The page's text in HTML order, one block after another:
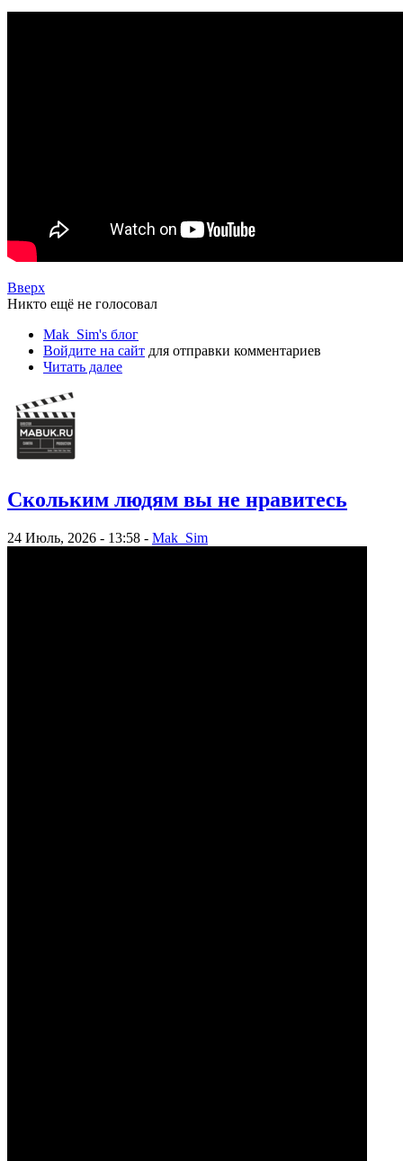
Вверх
Никто ещё не голосовал
Mak_Sim's блог
Войдите на сайт для отправки комментариев
Читать далее
Скольким людям вы не нравитесь
24 Июль, 2026 - 13:58 - Mak_Sim